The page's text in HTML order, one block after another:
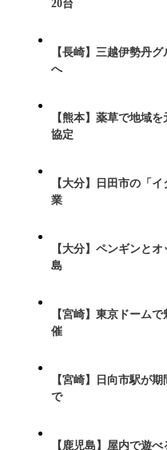
20台
【長崎】三越伊勢丹
へ
【熊本】薬草で地域
協定
【大分】日田市の「
業
【大分】ペンギンと
島
【宮崎】東京ドーム
催
【宮崎】日向市駅が
で
【鹿児島】屋内で遊